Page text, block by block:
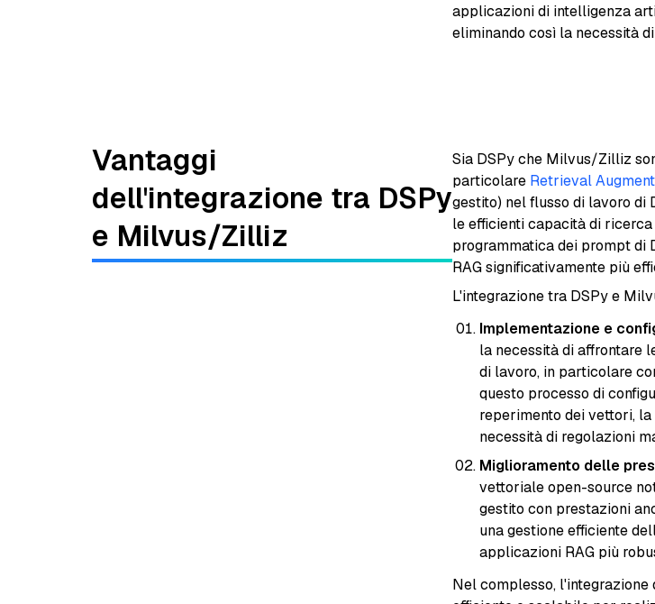
applicazioni di intelligenza
eliminando così la necessità
Vantaggi
dell'integrazione tra DSPy
e Milvus/Zilliz
Sia DSPy che Milvus/Zilliz
particolare Retrieval
gestito) nel flusso di lavoro di
le efficienti capacità di
programmatica dei prompt di
RAG significativamente più
L'integrazione tra DSPy e
Implementazione e
la necessità di affrontare
di lavoro, in particolare
questo processo di
reperimento dei vettori,
necessità di regolazioni
Miglioramento delle
vettoriale open-source
gestito con prestazioni
una gestione efficiente
applicazioni RAG più
Nel complesso,